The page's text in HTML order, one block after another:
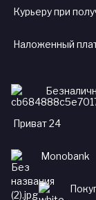
Курьеру при
Наложенный
Приват 24
Monobank